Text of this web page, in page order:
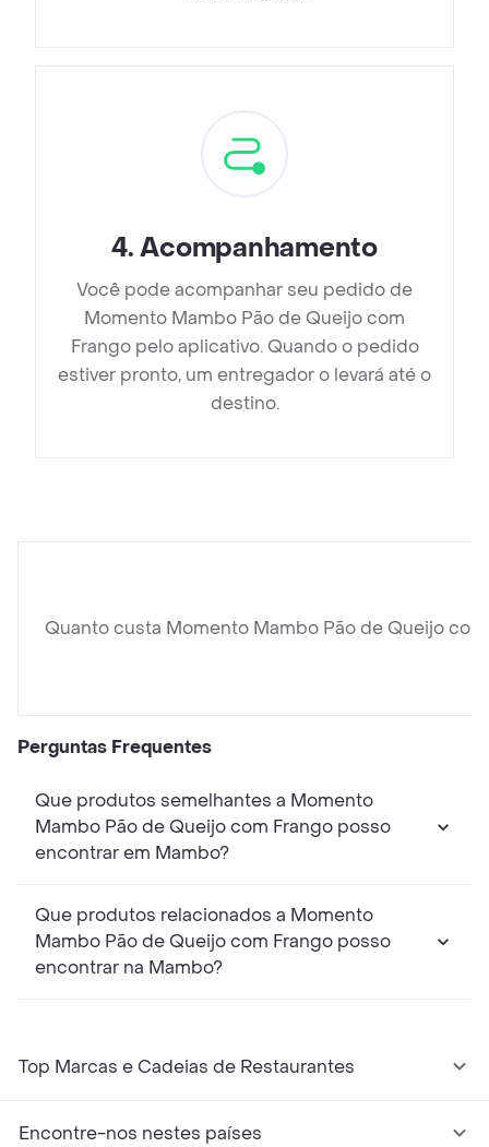
4.Acompanhamento
Você pode acompanhar seu pedido de
Momento Mambo Pão de Queijo com
Frango pelo aplicativo. Quando o pedido
estiver pronto, um entregador o levará até o
destino.
Quanto custa Momento Mambo Pão de Queijo com
Perguntas Frequentes
Que produtos semelhantes a Momento
Mambo Pão de Queijo com Frango posso
encontrar em Mambo?
Que produtos relacionados a Momento
Mambo Pão de Queijo com Frango posso
encontrar na Mambo?
Top Marcas e Cadeias de Restaurantes
Encontre-nos nestes países